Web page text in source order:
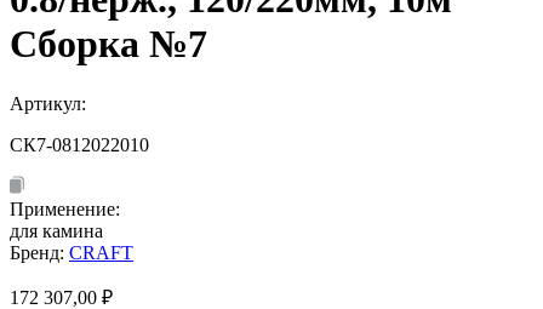
Сборка №7
Артикул:
СК7-0812022010
Применение:
для камина
Бренд: CRAFT
172 307,00 ₽